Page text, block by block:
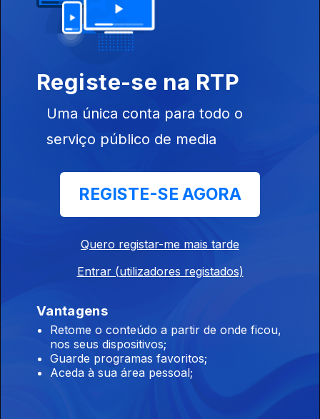
Registe-se na RTP
Uma única conta para todo o
serviço público de media
REGISTE-SE AGORA
Quero registar-me mais tarde
Entrar (utilizadores registados)
Vantagens
Retome o conteúdo a partir de onde ficou,
nos seus dispositivos;
Guarde programas favoritos;
Aceda à sua área pessoal;